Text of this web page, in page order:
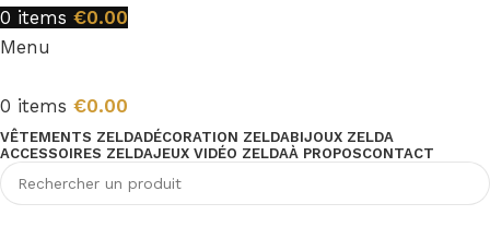
0 items €0.00
Menu
0 items €0.00
VÊTEMENTS ZELDADÉCORATION ZELDABIJOUX ZELDA
ACCESSOIRES ZELDAJEUX VIDÉO ZELDAÀ PROPOSCONTACT